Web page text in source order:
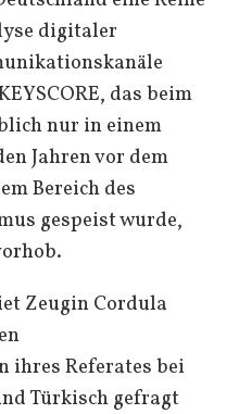
digitaler
das beim
nur in einem
Jahren vor dem
Bereich des
gespeist wurde,
Zeugin Cordula
ihres Referates bei
Türkisch gefragt